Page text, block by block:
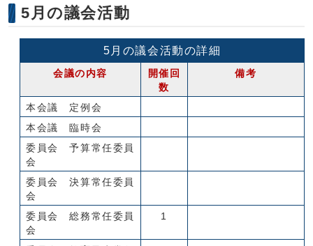
5月の議会活動
5月の議会活動の詳細
会議の内容
開催回
数
備考
本会議 定例会
本会議 臨時会
委員会 予算常任委員
会
委員会 決算常任委員
会
委員会 総務常任委員
会
1